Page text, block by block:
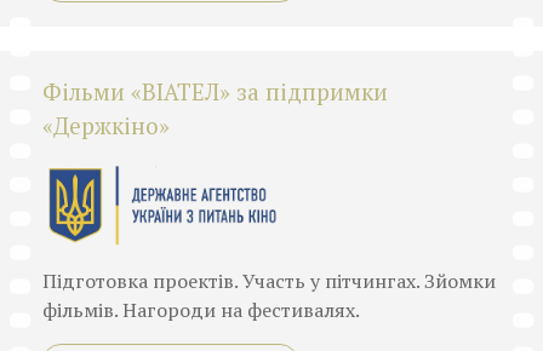
Фільми «ВІАТЕЛ» за підпримки
«Держкіно»
Підготовка проектів. Участь у пітчингах. Зйомки
фільмів. Нагороди на фестивалях.